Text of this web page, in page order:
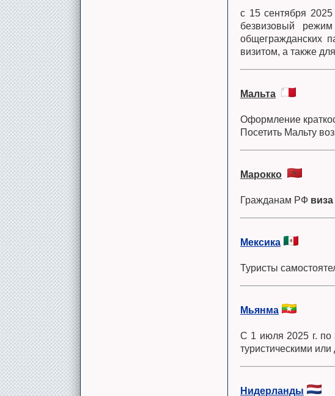
с 15 сентября
безвизовый
общегражданских
визитом, а также
Мальта
Оформление
Посетить Мальту
Марокко
Гражданам РФ
Мексика
Туристы
Мьянма
С 1 июля 2025 г. по
туристическими
Нидерланды